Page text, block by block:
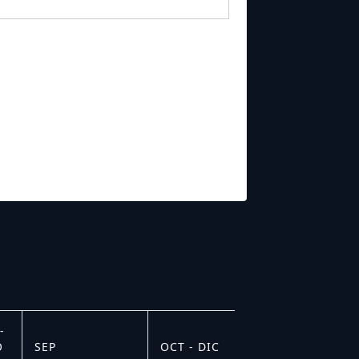
SEP OCT - DIC